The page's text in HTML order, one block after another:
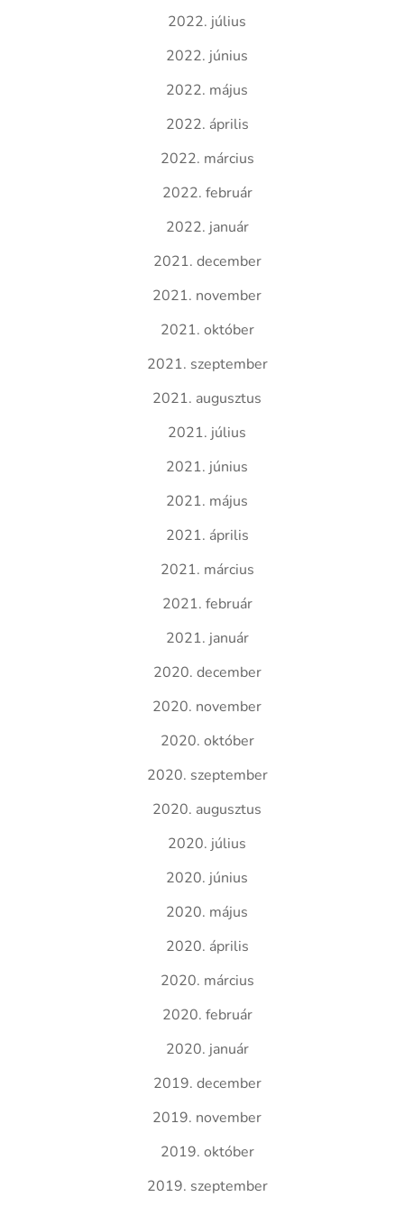
2022. július
2022. június
2022. május
2022. április
2022. március
2022. február
2022. január
2021. december
2021. november
2021. október
2021. szeptember
2021. augusztus
2021. július
2021. június
2021. május
2021. április
2021. március
2021. február
2021. január
2020. december
2020. november
2020. október
2020. szeptember
2020. augusztus
2020. július
2020. június
2020. május
2020. április
2020. március
2020. február
2020. január
2019. december
2019. november
2019. október
2019. szeptember